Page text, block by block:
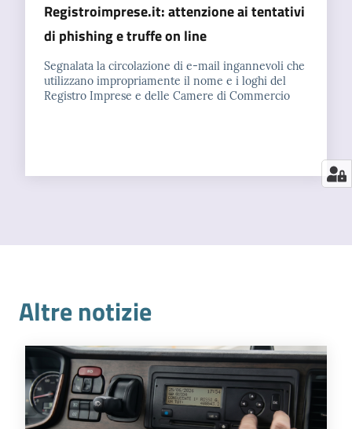
Registroimprese.it: attenzione ai tentativi
di phishing e truffe on line
Segnalata la circolazione di e-mail ingannevoli che
utilizzano impropriamente il nome e i loghi del
Registro Imprese e delle Camere di Commercio
Altre notizie